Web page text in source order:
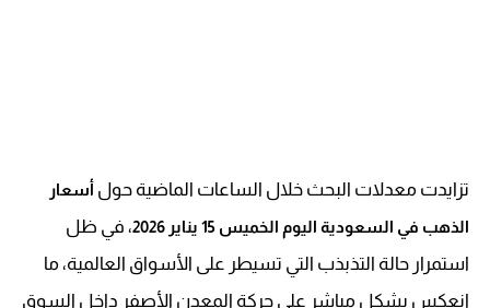
تزايدت معدلات البحث خلال الساعات الماضية حول أسعار
الذهب في السعودية اليوم الخميس 15 يناير 2026
، في ظل
استمرار حالة التذبذب التي تسيطر على الأسواق العالمية، ما
انعكس بشكل مباشر على حركة المعدن الأصفر داخل السوق